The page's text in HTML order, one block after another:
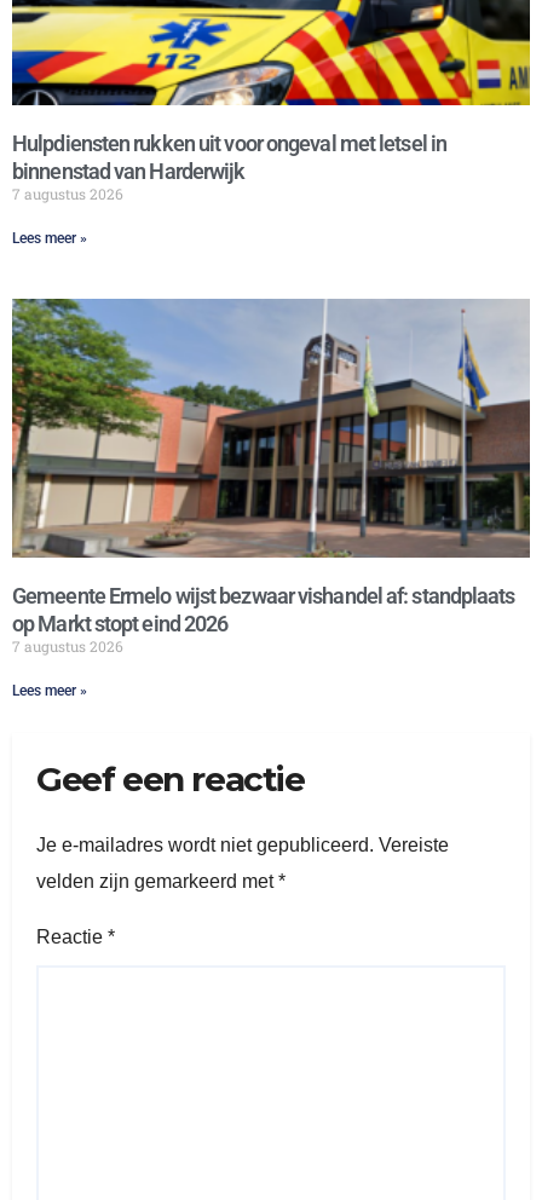
Hulpdiensten rukken uit voor ongeval met letsel in
binnenstad van Harderwijk
7 augustus 2026
Lees meer »
Gemeente Ermelo wijst bezwaar vishandel af: standplaats
op Markt stopt eind 2026
7 augustus 2026
Lees meer »
Geef een reactie
Je e-mailadres wordt niet gepubliceerd. Vereiste
velden zijn gemarkeerd met*
Reactie *